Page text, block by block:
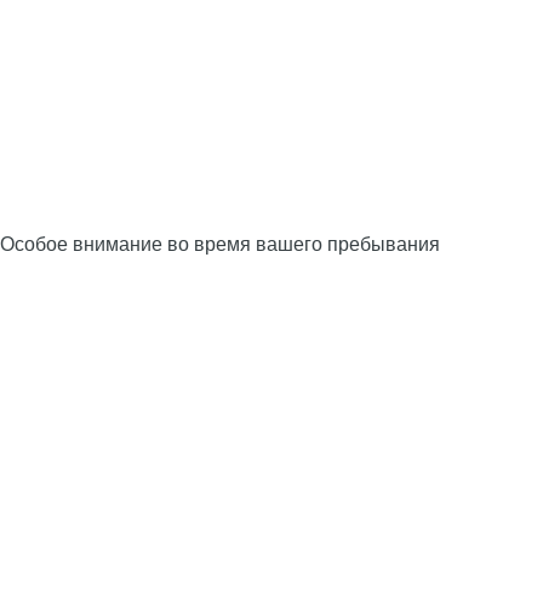
Особое внимание во время вашего пребывания